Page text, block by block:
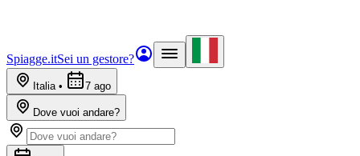
Spiagge.itSei un gestore?
Italia• 7 ago
Dove vuoi andare?